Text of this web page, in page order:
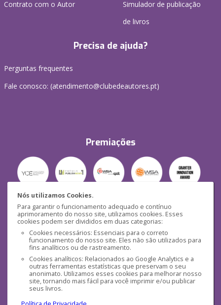
Nós utilizamos Cookies.
Para garantir o funcionamento adequado e contínuo
aprimoramento do nosso site, utilizamos cookies. Esses
cookies podem ser divididos em duas categorias:
Cookies necessários: Essenciais para o correto
funcionamento do nosso site. Eles não são utilizados para
fins analíticos ou de rastreamento.
Cookies analíticos: Relacionados ao Google Analytics e a
outras ferramentas estatísticas que preservam o seu
anonimato. Utilizamos esses cookies para melhorar nosso
site, tornando mais fácil para você imprimir e/ou publicar
seus livros.
Contrato com o Autor
Simulador de publicação
de livros
Precisa de ajuda?
Perguntas frequentes
Fale conosco: (atendimento@clubedeautores.pt)
Premiações
Segurança
Mídias Sociais